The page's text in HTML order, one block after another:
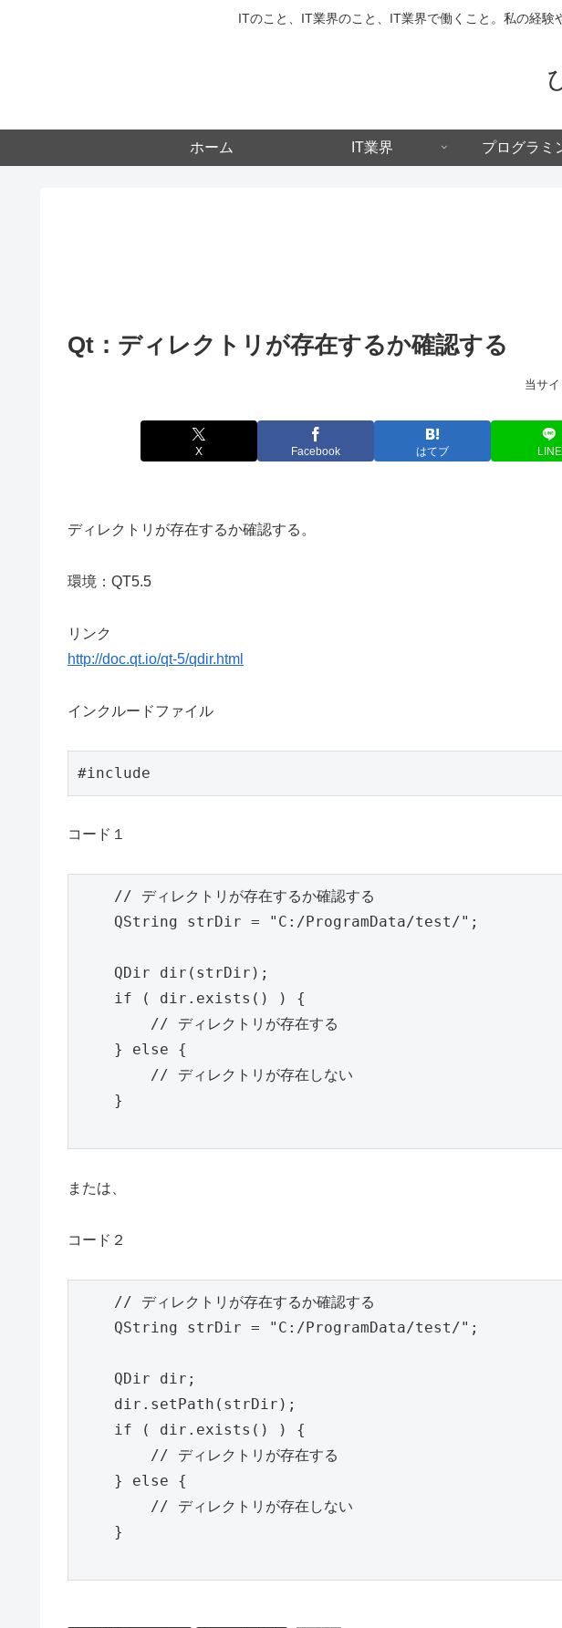
ITのこと、IT業界のこと、IT業界で働くこと。私の経験
ホーム IT業界 プログラミ
Qt：ディレクトリが存在するか確認する
当サ
X Facebook はてブ LINE
ディレクトリが存在するか確認する。
環境：QT5.5
リンク
http://doc.qt.io/qt-5/qdir.html
インクルードファイル
#include
コード１
    // ディレクトリが存在するか確認する
    QString strDir = "C:/ProgramData/test/";
    QDir dir(strDir);
    if ( dir.exists() ) {
    } else {
    }
または、
コード２
    // ディレクトリが存在するか確認する
    QString strDir = "C:/ProgramData/test/";
    QDir dir;
    dir.setPath(strDir);
    if ( dir.exists() ) {
    } else {
    }